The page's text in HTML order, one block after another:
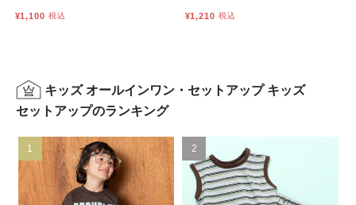
¥1,100 税込 ¥1,210 税込
キッズ オールインワン・セットアップ キッズ
セットアップのランキング
1 2